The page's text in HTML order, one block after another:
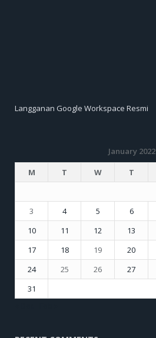
Langganan Google Workspace Resmi
January 2022
M
T W T
3
4 5 6
10
11 12 13
17
18 19 20
24
25 26 27
31